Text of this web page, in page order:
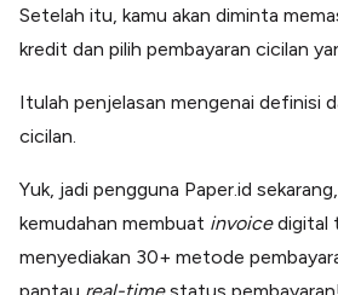
Setelah itu, kamu akan diminta
kredit dan pilih pembayaran cicilan
Itulah penjelasan mengenai definisi
cicilan.
Yuk, jadi pengguna Paper.id
kemudahan membuat invoicedigital
menyediakan 30+ metode